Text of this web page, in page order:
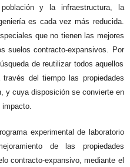
y la infraestructura, la
es cada vez más reducida.
que no tienen las mejores
suelos contracto-expansivos. Por
de reutilizar todos aquellos
del tiempo las propiedades
y cuya disposición se convierte en
experimental de laboratorio
de las propiedades
contracto-expansivo, mediante el